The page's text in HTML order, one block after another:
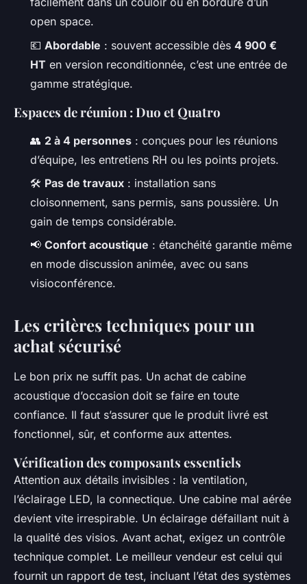
open space.
💶 Abordable : souvent accessible dès 4 900 €
HT en version reconditionnée, c’est une entrée de
gamme stratégique.
Espaces de réunion : Duo et Quatro
👥 2 à 4 personnes : conçues pour les réunions
d’équipe, les entretiens RH ou les points projets.
🛠️ Pas de travaux : installation sans
cloisonnement, sans permis, sans poussière. Un
gain de temps considérable.
📢 Confort acoustique : étanchéité garantie même
en mode discussion animée, avec ou sans
visioconférence.
Les critères techniques pour un
achat sécurisé
Le bon prix ne suffit pas. Un achat de cabine
acoustique d’occasion doit se faire en toute
confiance. Il faut s’assurer que le produit livré est
fonctionnel, sûr, et conforme aux attentes.
Vérification des composants essentiels
Attention aux détails invisibles : la ventilation,
l’éclairage LED, la connectique. Une cabine mal aérée
devient vite irrespirable. Un éclairage défaillant nuit à
la qualité des visios. Avant achat, exigez un contrôle
technique complet. Le meilleur vendeur est celui qui
fournit un rapport de test, incluant l’état des systèmes